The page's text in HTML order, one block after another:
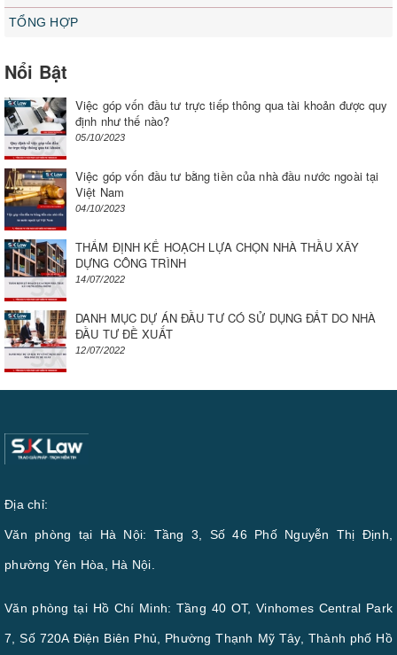
TỔNG HỢP
Nổi Bật
Việc góp vốn đầu tư trực tiếp thông qua tài khoản được quy
định như thế nào?
05/10/2023
Việc góp vốn đầu tư bằng tiền của nhà đầu nước ngoài tại
Việt Nam
04/10/2023
THẨM ĐỊNH KẾ HOẠCH LỰA CHỌN NHÀ THẦU XÂY
DỰNG CÔNG TRÌNH
14/07/2022
DANH MỤC DỰ ÁN ĐẦU TƯ CÓ SỬ DỤNG ĐẤT DO NHÀ
ĐẦU TƯ ĐỀ XUẤT
12/07/2022
Địa chỉ:
Văn phòng tại Hà Nội: Tầng 3, Số 46 Phố Nguyễn Thị Định,
phường Yên Hòa, Hà Nội.
Văn phòng tại Hồ Chí Minh: Tầng 40 OT, Vinhomes Central Park
7, Số 720A Điện Biên Phủ, Phường Thạnh Mỹ Tây, Thành phố Hồ